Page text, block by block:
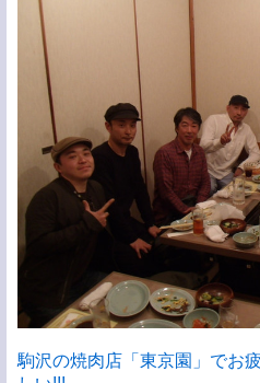
駒沢の焼肉店「東京園」でお